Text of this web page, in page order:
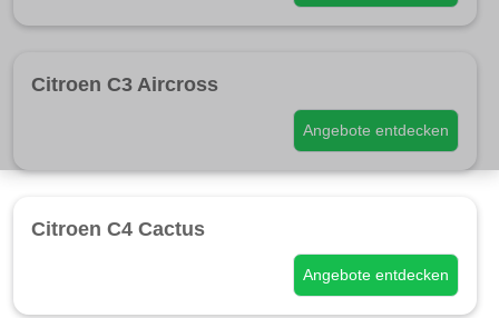
Citroen C3 Aircross
Angebote entdecken
Citroen C4 Cactus
Angebote entdecken